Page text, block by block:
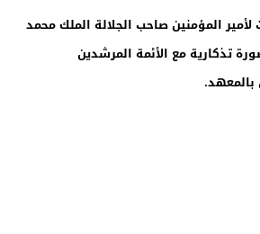
المؤمنين صاحب الجلالة الملك محمد
تذكارية مع الأئمة المرشدين